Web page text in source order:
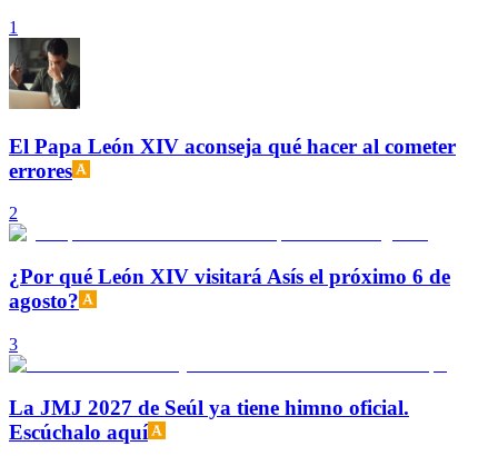
1
El Papa León XIV aconseja qué hacer al cometer
errores
2
¿Por qué León XIV visitará Asís el próximo 6 de
agosto?
3
La JMJ 2027 de Seúl ya tiene himno oficial.
Escúchalo aquí